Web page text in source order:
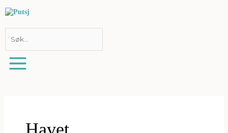
rett